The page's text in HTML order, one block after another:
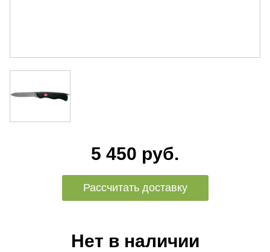
5 450 руб.
Рассчитать доставку
Нет в наличии